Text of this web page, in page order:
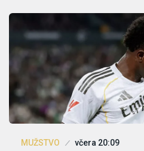
MUŽSTVO včera 20:09